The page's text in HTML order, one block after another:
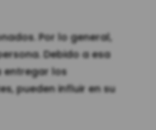
Por lo general,
Debido a esa
entregar los
pueden influir en su